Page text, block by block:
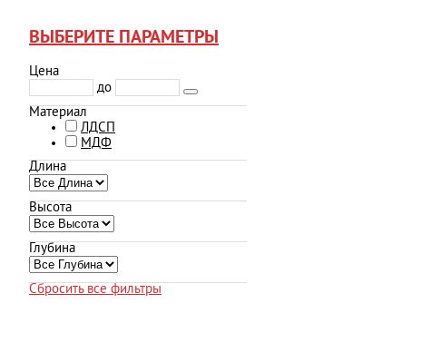
ВЫБЕРИТЕ ПАРАМЕТРЫ
Цена
до
Материал
ЛДСП
МДФ
Длина
Высота
Глубина
Сбросить все фильтры